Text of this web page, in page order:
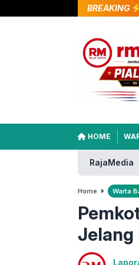
BREAKING
HOME
RajaMedia
Home Warta
Jelang